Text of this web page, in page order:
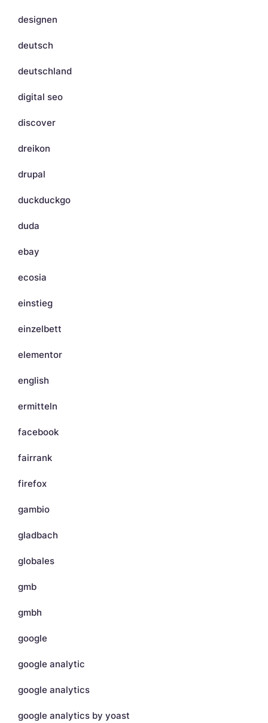
designen
deutsch
deutschland
digital seo
discover
dreikon
drupal
duckduckgo
duda
ebay
ecosia
einstieg
einzelbett
elementor
english
ermitteln
facebook
fairrank
firefox
gambio
gladbach
globales
gmb
gmbh
google
google analytic
google analytics
google analytics by yoast